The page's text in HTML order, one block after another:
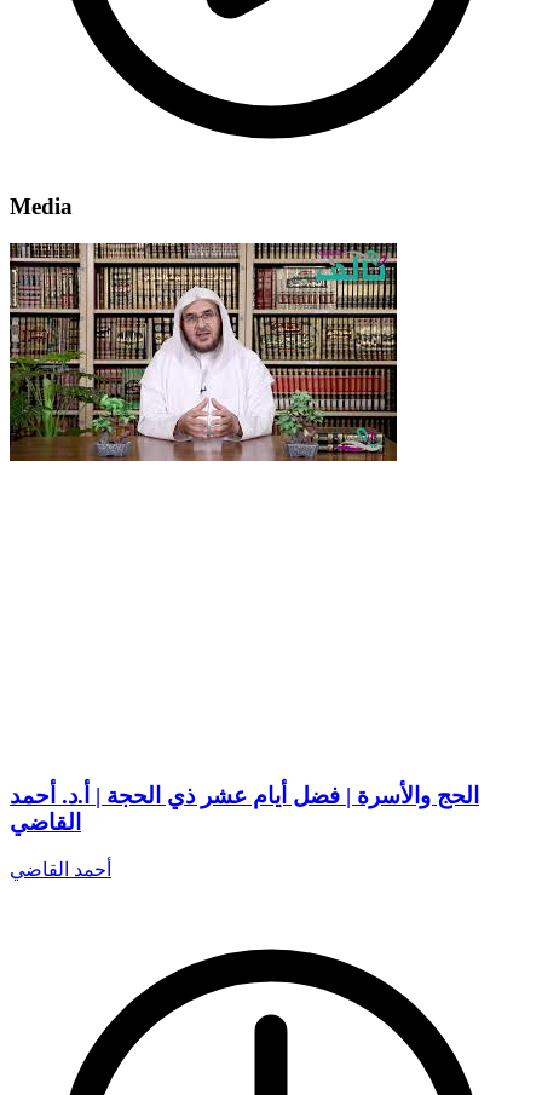
Media
الحج والأسرة | فضل أيام عشر ذي الحجة | أ.د. أحمد
القاضي
أحمد القاضي